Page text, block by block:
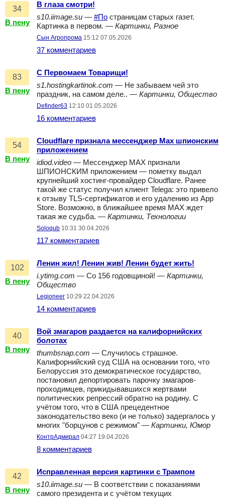
34
В пену
В глаза смотри!
s10.iimage.su — #По страницам старых газет.
Картинка в первом. — Картинки, Разное
Сын Агропрома 15:12 07.05.2026
37 комментариев
83
В пену
С Первомаем Товарищи!
s1.hostingkartinok.com — Не забываем чей это
праздник, на самом деле.. — Картинки, Общество
Definder63 12:10 01.05.2026
16 комментариев
54
В пену
Cloudflare признала мессенджер Max шпионским
приложением
idiod.video — Мессенджер MAX признали
ШПИОНСКИМ приложением — пометку выдал
крупнейший хостинг-провайдер Cloudflare. Ранее
такой же статус получил клиент Telega: это привело
к отзыву TLS-сертификатов и его удалению из App
Store. Возможно, в ближайшее время MAX ждет
такая же судьба. — Картинки, Технологии
Soloqub 10:31 30.04.2026
117 комментариев
102
В пену
Ленин жил! Ленин жив! Ленин будет жить!
i.ytimg.com — Со 156 годовщиной! — Картинки,
Общество
Legioneer 10:29 22.04.2026
14 комментариев
40
В пену
Вой змагаров раздается на калифорнийских
болотах
thumbsnap.com — Случилось страшное.
Калифорнийский суд США на основании того, что
Белоруссия это демократическое государство,
постановил депортировать парочку змагаров-
проходимцев, прикидывавшихся жертвами
политических репрессий обратно на родину. С
учётом того, что в США прецедентное
законодательство веко (и не только) задергалось у
многих "борцунов с режимом" — Картинки, Юмор
КонтрАдмирал 04:27 19.04.2026
8 комментариев
42
В пену
Исправленная версия картинки с Трампом
s10.iimage.su — В соответствии с показаниями
самого президента и с учётом текущих